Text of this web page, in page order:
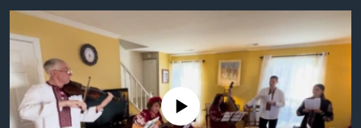
ព័ត៌មាន​​
តែ​
និង​
ចូល​
កម្ពុជាច្នៃប្រតិដ្ឋ
ព្រឹត្តិការណ៍ព័ត៌មាន
ទូរទស្សន៍ / វីដេអូ​
វិទ្យុ / ផតខាសថ៍
No media source currently available